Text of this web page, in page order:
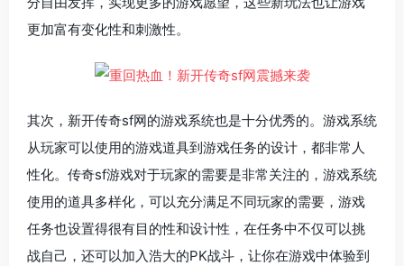
更加富有变化性和刺激性。
其次，新开传奇sf网的游戏系统也是十分优秀的。游戏系统
从玩家可以使用的游戏道具到游戏任务的设计，都非常人
性化。传奇sf游戏对于玩家的需要是非常关注的，游戏系统
使用的道具多样化，可以充分满足不同玩家的需要，游戏
任务也设置得很有目的性和设计性，在任务中不仅可以挑
战自己，还可以加入浩大的PK战斗，让你在游戏中体验到